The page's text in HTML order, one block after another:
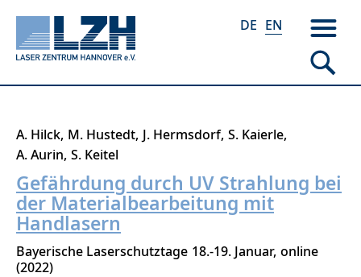
Skip
main
content
DE EN
A. Hilck M. Hustedt J. Hermsdorf S. Kaierle
A. Aurin S. Keitel
Gefährdung durch UV Strahlung bei
der Materialbearbeitung mit
Handlasern
Bayerische Laserschutztage 18.-19. Januar online
2022